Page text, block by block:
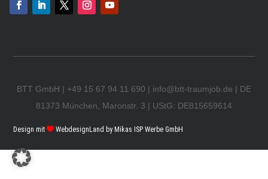
BTT GmbH | +49 15 67 94 11 690 | info@btt-traumjob.de | DE
81373 München, Maronstr. 3 | UStG: DE815659614
Design mit WebdesignLand by Mikas ISP Werbe GmbH